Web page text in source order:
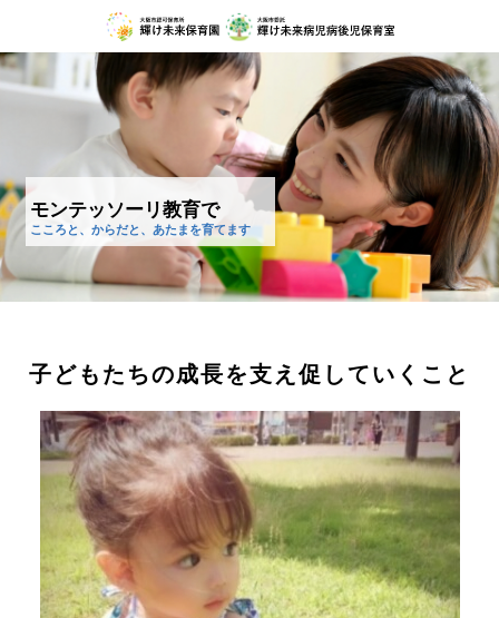
モンテッソーリ教育で
こころと、からだと、あたまを育てます
子どもたちの成長を支え促していくこと